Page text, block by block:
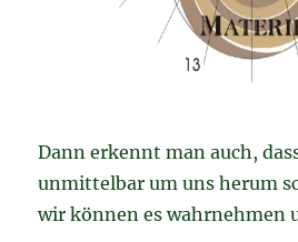
Dann erkennt man auch,
unmittelbar um uns herum
wir können es wahrnehmen